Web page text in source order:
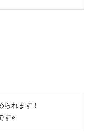
られます！
す⭐︎